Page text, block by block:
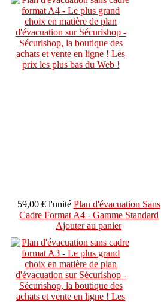
59,00 € l'unité Plan d'évacuation Sans
Cadre Format A4 - Gamme Standard
Ajouter au panier